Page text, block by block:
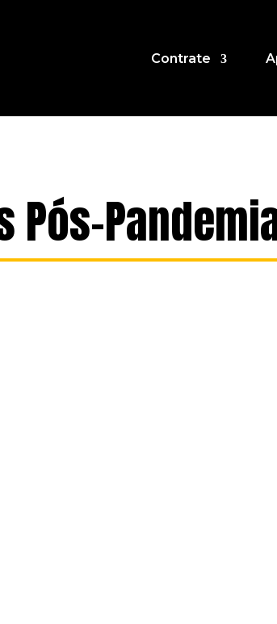
Contrate
Pós-